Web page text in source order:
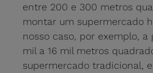
entre 200 e 300 metros
montar um supermercado
nosso caso, por exemplo, a
mil a 16 mil metros
supermercado tradicional,